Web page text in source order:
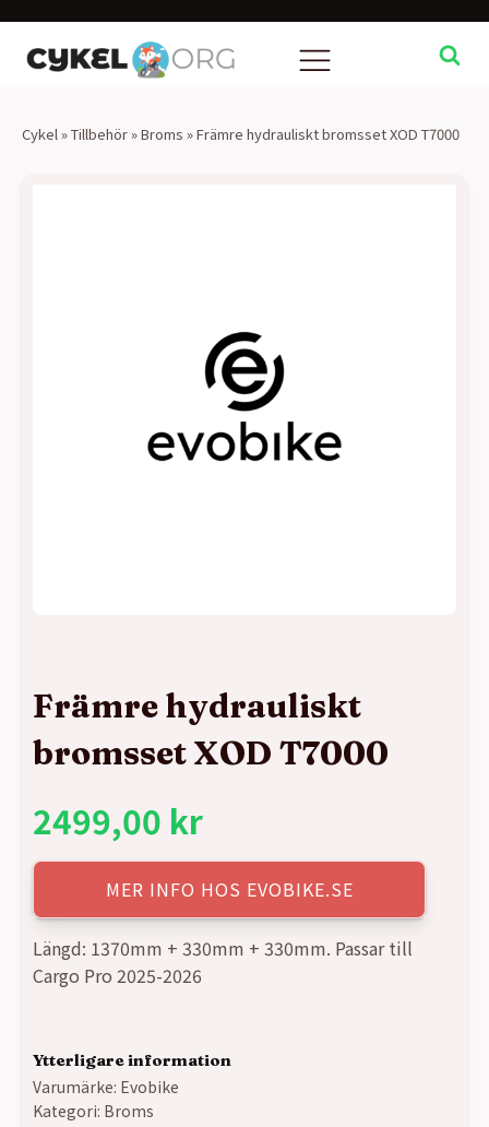
Cykel »Tillbehör»Broms »Främre hydrauliskt bromsset XOD T7000
Främre hydrauliskt
bromsset XOD T7000
2499,00 kr
MER INFO HOS EVOBIKE.SE
Längd: 1370mm + 330mm + 330mm. Passar till
Cargo Pro 2025-2026
Ytterligare information
Varumärke: Evobike
Kategori: Broms